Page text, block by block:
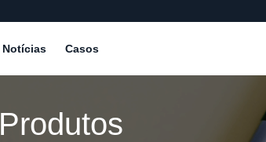
Notícias Casos
Produtos